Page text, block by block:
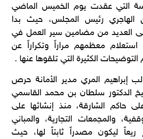
التي عقدت يوم الخميس الماضي
الهاجري رئيس المجلس، حيث بدا
العديد من مضامين سير العمل في
استعلام معظمهم مراراً وتكراراً عن
الكثيرة التي تلقوها عنها .
إبراهيم المري مدير الأمانة حرص
الدكتور سلطان بن محمد القاسمي
حاكم الشارقة، منذ إنشائها على
والمجمعات التجارية، والمباني
ريعاً ليكون مصدراً ثابتاً لها، حيث